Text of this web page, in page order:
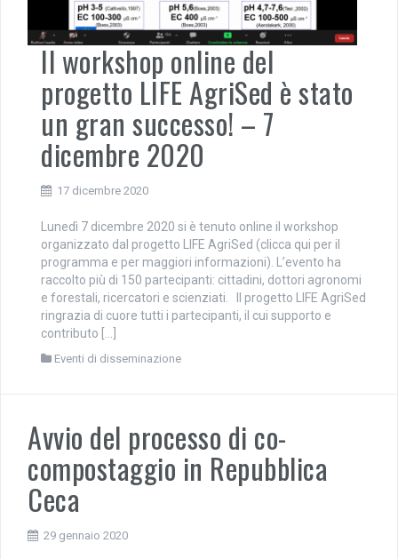
Il workshop online del
progetto LIFE AgriSed è stato
un gran successo! – 7
dicembre 2020
17 dicembre 2020
Lunedì 7 dicembre 2020 si è tenuto online il workshop
organizzato dal progetto LIFE AgriSed (clicca qui per il
programma e per maggiori informazioni). L’evento ha
raccolto più di 150 partecipanti: cittadini, dottori agronomi
e forestali, ricercatori e scienziati. Il progetto LIFE AgriSed
ringrazia di cuore tutti i partecipanti, il cui supporto e
contributo […]
Eventi di disseminazione
Avvio del processo di co-
compostaggio in Repubblica
Ceca
29 gennaio 2020